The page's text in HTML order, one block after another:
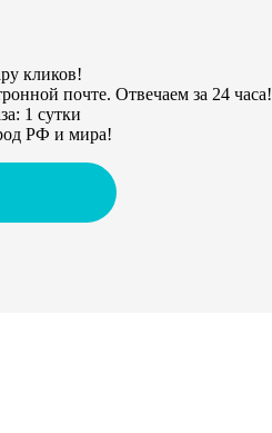
кликов!
почте. Отвечаем за 24 часа!
1 сутки
РФ и мира!